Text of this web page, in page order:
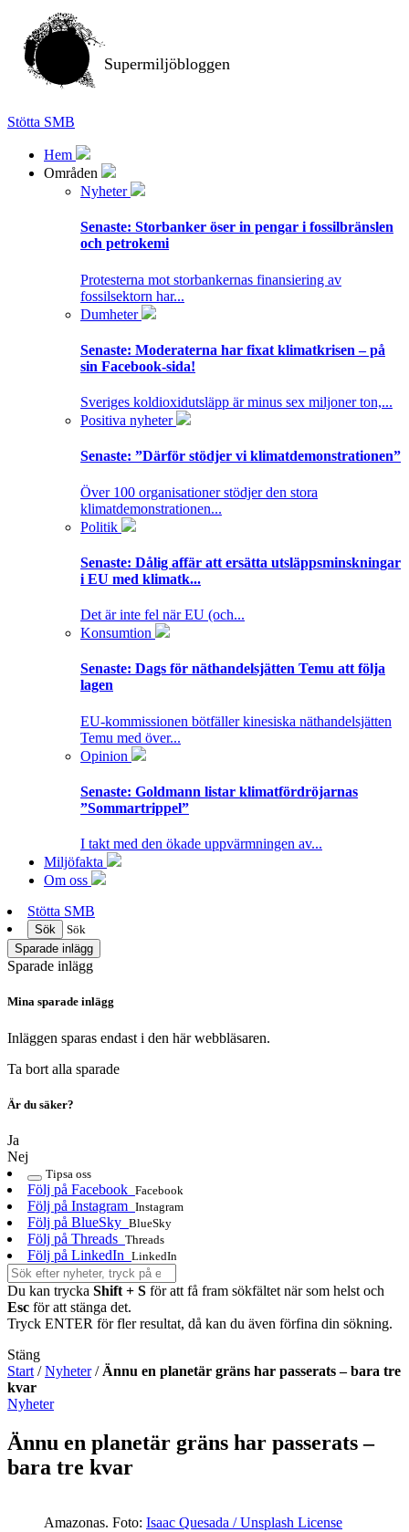
Supermiljöbloggen
Stötta SMB
Hem
Områden
Nyheter
Senaste: Storbanker öser in pengar i fossilbränslen
och petrokemi
Protesterna mot storbankernas finansiering av
fossilsektorn har...
Dumheter
Senaste: Moderaterna har fixat klimatkrisen – på
sin Facebook-sida!
Sveriges koldioxidutsläpp är minus sex miljoner ton,...
Positiva nyheter
Senaste: ”Därför stödjer vi klimatdemonstrationen”
Över 100 organisationer stödjer den stora
klimatdemonstrationen...
Politik
Senaste: Dålig affär att ersätta utsläppsminskningar
i EU med klimatk...
Det är inte fel när EU (och...
Konsumtion
Senaste: Dags för näthandelsjätten Temu att följa
lagen
EU-kommissionen bötfäller kinesiska näthandelsjätten
Temu med över...
Opinion
Senaste: Goldmann listar klimatfördröjarnas
”Sommartrippel”
I takt med den ökade uppvärmningen av...
Miljöfakta
Om oss
Stötta SMB
Sök
Sök
Sparade inlägg
Sparade inlägg
Mina sparade inlägg
Inläggen sparas endast i den här webbläsaren.
Ta bort alla sparade
Är du säker?
Ja
Nej
Tipsa oss
Följ på Facebook Facebook
Följ på Instagram Instagram
Följ på BlueSky BlueSky
Följ på Threads Threads
Följ på LinkedIn LinkedIn
Du kan trycka Shift + S för att få fram sökfältet när som helst och
Esc för att stänga det.
Tryck ENTER för fler resultat, då kan du även förfina din sökning.
Stäng
Start /Nyheter/ Ännu en planetär gräns har passerats – bara tre
kvar
Nyheter
Ännu en planetär gräns har passerats –
bara tre kvar
Amazonas. Foto: Isaac Quesada / Unsplash License